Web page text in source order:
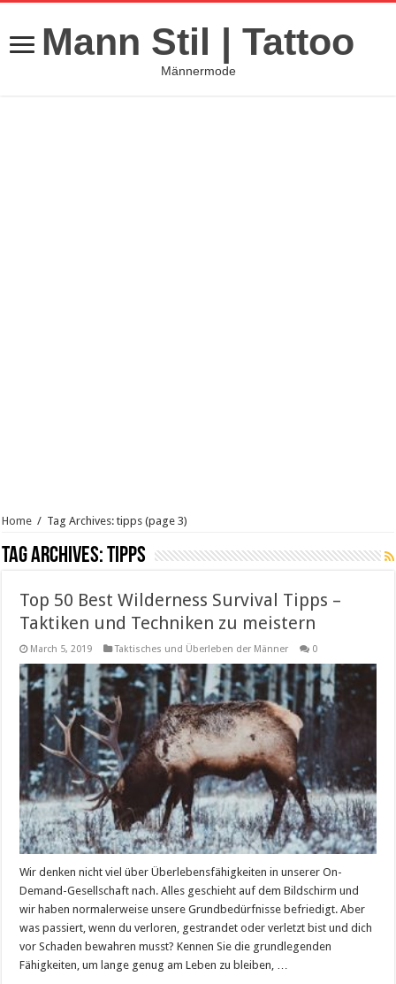
Mann Stil | Tattoo
Männermode
Home / Tag Archives: tipps (page 3)
Tag Archives:tipps
Top 50 Best Wilderness Survival Tipps –
Taktiken und Techniken zu meistern
March 5, 2019 Taktisches und Überleben der Männer 0
Wir denken nicht viel über Überlebensfähigkeiten in unserer On-
Demand-Gesellschaft nach. Alles geschieht auf dem Bildschirm und
wir haben normalerweise unsere Grundbedürfnisse befriedigt. Aber
was passiert, wenn du verloren, gestrandet oder verletzt bist und dich
vor Schaden bewahren musst? Kennen Sie die grundlegenden
Fähigkeiten, um lange genug am Leben zu bleiben, …